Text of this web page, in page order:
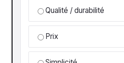
Qualité / durabilité
Prix